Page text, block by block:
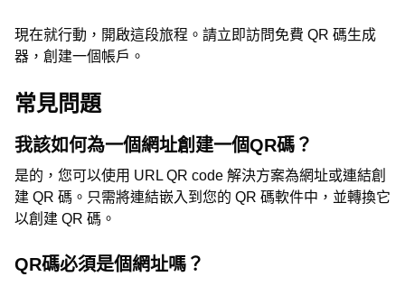
現在就行動，開啟這段旅程。請立即訪問免費 QR 碼生成
器，創建一個帳戶。
常見問題
我該如何為一個網址創建一個QR碼？
是的，您可以使用 URL QR code 解決方案為網址或連結創
建 QR 碼。只需將連結嵌入到您的 QR 碼軟件中，並轉換它
以創建 QR 碼。
QR碼必須是個網址嗎？